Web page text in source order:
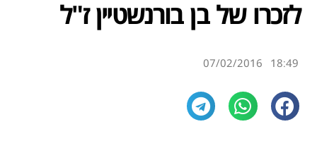
לזכרו של בן בורנשטיין ז"ל
18:49
07/02/2016